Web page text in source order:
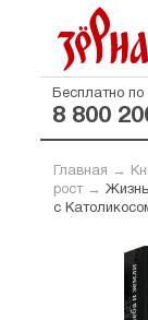
Бесплатно по
8 800
Главная →
рост→
с